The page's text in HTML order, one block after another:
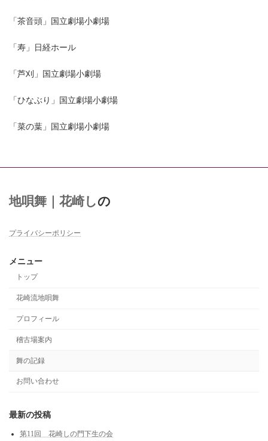
「茶音頭」国立劇場小劇場
「寿」日経ホール
「芦刈」国立劇場小劇場
「ひなぶり」国立劇場小劇場
「菜の葉」国立劇場小劇場
地唄舞｜花崎しの
プライバシーポリシー
メニュー
トップ
花崎流地唄舞
プロフィール
稽古場案内
舞の記録
お問い合わせ
最新の投稿
第11回 花崎しの門下生の会